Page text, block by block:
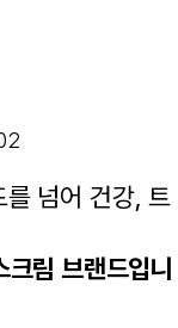
를 넘어 건강, 트
림 브랜드입니